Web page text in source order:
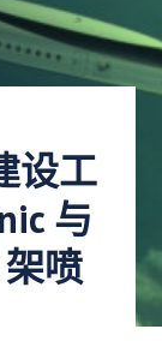
设工
与
喷